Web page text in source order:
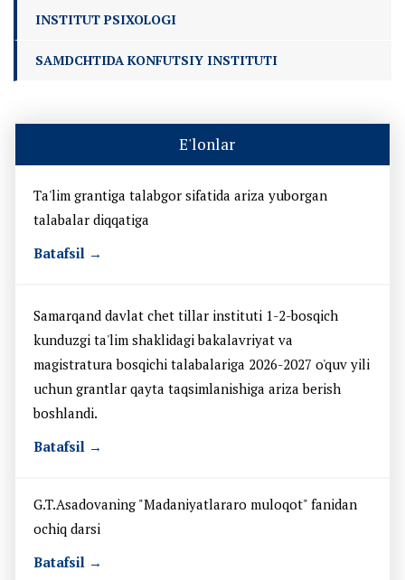
INSTITUT PSIXOLOGI
SAMDCHTIDA KONFUTSIY INSTITUTI
E'lonlar
Ta'lim grantiga talabgor sifatida ariza yuborgan
talabalar diqqatiga
Batafsil →
Samarqand davlat chet tillar instituti 1-2-bosqich
kunduzgi ta'lim shaklidagi bakalavriyat va
magistratura bosqichi talabalariga 2026-2027 o'quv yili
uchun grantlar qayta taqsimlanishiga ariza berish
boshlandi.
Batafsil →
G.T.Asadovaning "Madaniyatlararo muloqot" fanidan
ochiq darsi
Batafsil →